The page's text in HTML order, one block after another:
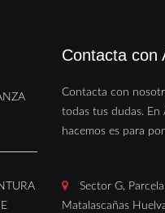
Contacta con
Contacta con
todas tus dudas.
hacemos es para
Sector G,
Matalascañas